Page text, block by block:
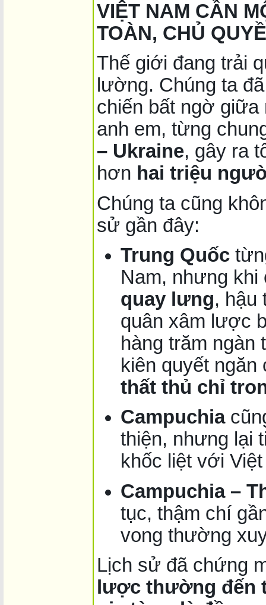
VIỆT NAM CẦN
TOÀN, CHỦ
Thế giới đang trải
lường. Chúng ta
chiến bất ngờ
anh em, từng
– Ukraine, gây ra
hơn hai triệu
Chúng ta cũng
sử gần đây:
Trung Quốc
Nam, nhưng
quay lưng, hậu
quân xâm lược
hàng trăm
kiên quyết
thất thủ chỉ
Campuchia
thiện, nhưng lại
khốc liệt với
Campuchia –
tục, thậm chí
vong thường
Lịch sử đã chứng
lược thường đến